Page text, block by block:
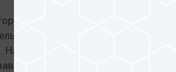
специализируется на
емкостью в 1 ТБ, он тратил
На тот момент он не знал точной
он заменил старый SSD